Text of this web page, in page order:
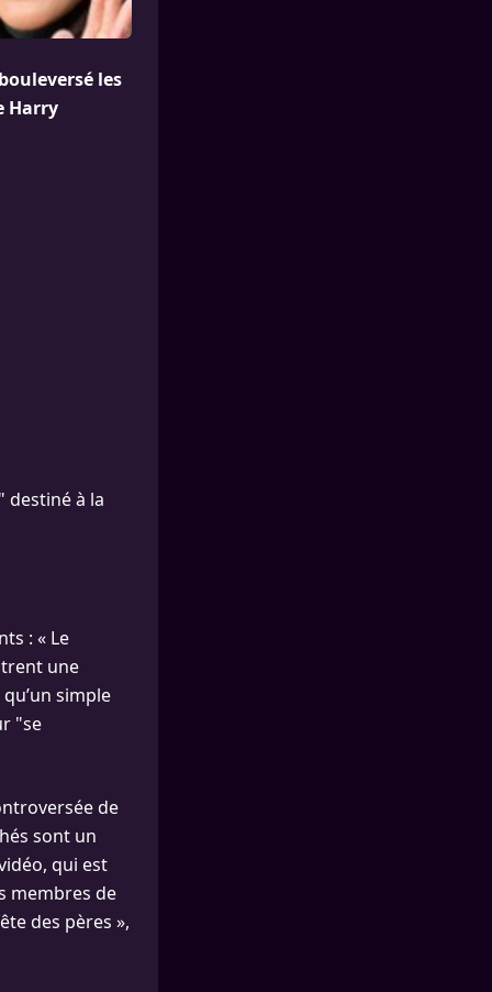
les
Harry
destiné à la
: « Le
une
simple
"se
de
sont un
qui est
membres de
des pères »,